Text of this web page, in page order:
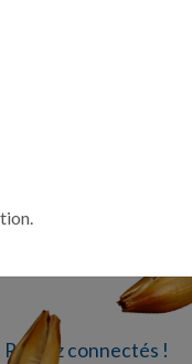
connectés !